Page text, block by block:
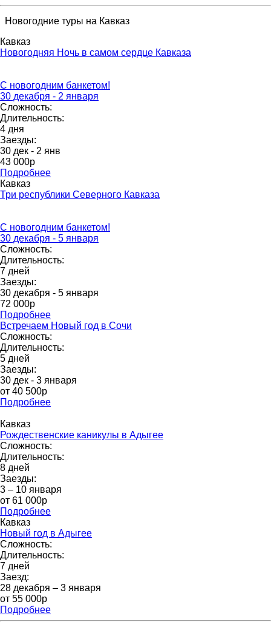
Новогодние туры на Кавказ
Кавказ
Новогодняя Ночь в самом сердце Кавказа
С новогодним банкетом!
30 декабря - 2 января
Сложность:
Длительность:
4 дня
Заезды:
30 дек - 2 янв
43 000p
Подробнее
Кавказ
Три республики Северного Кавказа
С новогодним банкетом!
30 декабря - 5 января
Сложность:
Длительность:
7 дней
Заезды:
30 декабря - 5 января
72 000p
Подробнее
Встречаем Новый год в Сочи
Сложность:
Длительность:
5 дней
Заезды:
30 дек - 3 января
от 40 500р
Подробнее
Кавказ
Рождественские каникулы в Адыгее
Сложность:
Длительность:
8 дней
Заезды:
3 – 10 января
от 61 000p
Подробнее
Кавказ
Новый год в Адыгее
Сложность:
Длительность:
7 дней
Заезд:
28 декабря – 3 января
от 55 000р
Подробнее